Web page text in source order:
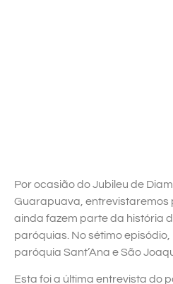
Por ocasião do Jubileu de
Guarapuava, entrevistaremos
ainda fazem parte da história
paróquias. No sétimo
paróquia Sant’Ana e São
Esta foi a última entrevista do